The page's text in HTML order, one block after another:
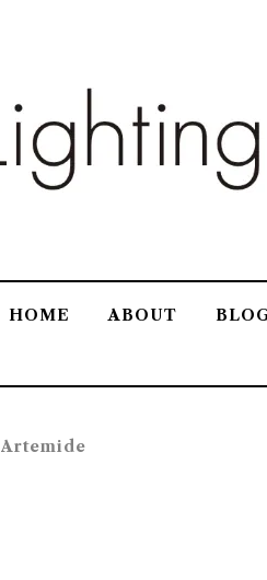
HOME ABOUT
Artemide